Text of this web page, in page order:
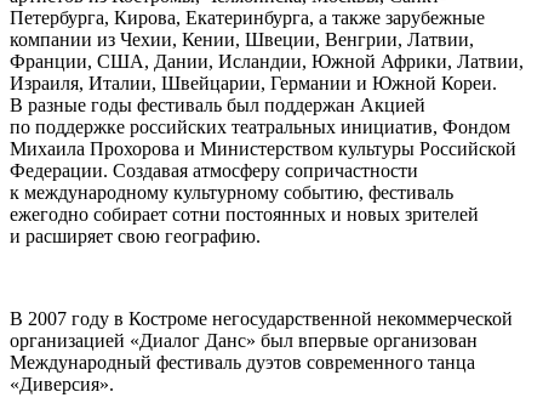
Петербурга, Кирова, Екатеринбурга, а также зарубежные
компании из Чехии, Кении, Швеции, Венгрии, Латвии,
Франции, США, Дании, Исландии, Южной Африки, Латвии,
Израиля, Италии, Швейцарии, Германии и Южной Кореи.
В разные годы фестиваль был поддержан Акцией
по поддержке российских театральных инициатив, Фондом
Михаила Прохорова и Министерством культуры Российской
Федерации. Создавая атмосферу сопричастности
к международному культурному событию, фестиваль
ежегодно собирает сотни постоянных и новых зрителей
и расширяет свою географию.
В 2007 году в Костроме негосударственной некоммерческой
организацией «Диалог Данс» был впервые организован
Международный фестиваль дуэтов современного танца
«Диверсия».